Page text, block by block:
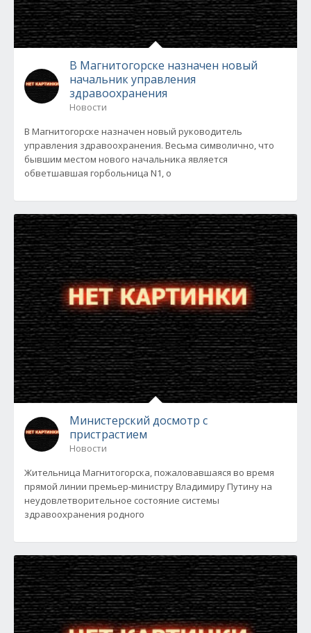
В Магнитогорске назначен новый
начальник управления
здравоохранения
Новости
В Магнитогорске назначен новый руководитель
управления здравоохранения. Весьма символично, что
бывшим местом нового начальника является
обветшавшая горбольница N1, о
Министерский досмотр с
пристрастием
Новости
Жительница Магнитогорска, пожаловавшаяся во время
прямой линии премьер-министру Владимиру Путину на
неудовлетворительное состояние системы
здравоохранения родного